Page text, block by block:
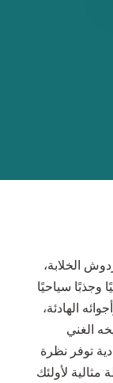
الخلابة،
وجذبًا سياحيًا
الهادئة،
الغني
توفر نظرة
لأولئك